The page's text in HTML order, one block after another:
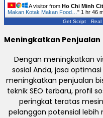
A visitor from Ho Chi Minh
Makan Kotak Makan Food… " 1 hr 46
Get Script Real
Meningkatkan Penjualan
Dengan meningkatkan
sosial Anda, jasa
meningkatkan penjualan
teknik SEO terbaru, profil
peringkat teratas
pelanggan potensial lebih